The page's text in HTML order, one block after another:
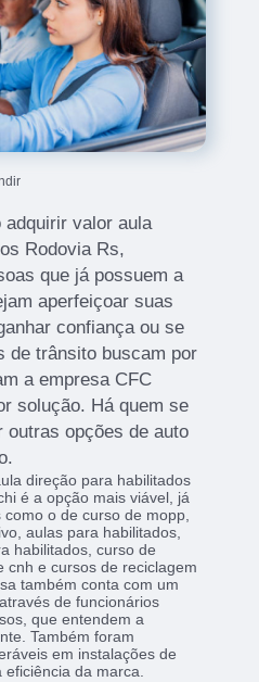
adquirir valor aula
Rodovia Rs,
que já possuem a
aperfeiçoar suas
confiança ou se
de trânsito buscam por
a empresa CFC
solução. Há quem se
outras opções de auto
direção para habilitados
é a opção mais viável, já
o de curso de mopp,
aulas para habilitados,
habilitados, curso de
cnh e cursos de reciclagem
também conta com um
de funcionários
que entendem a
Também foram
em instalações de
da marca.